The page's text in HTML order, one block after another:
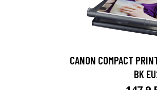
CANON COMPACT
BK